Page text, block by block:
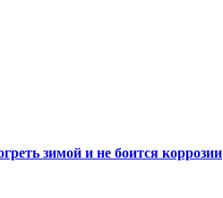
зимой и не боится коррозии